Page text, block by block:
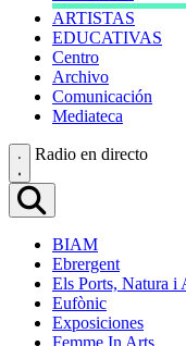
ARTISTAS
EDUCATIVAS
Centro
Archivo
Comunicación
Mediateca
Radio en directo
BIAM
Ebrergent
Els Ports, Natura i
Eufònic
Exposiciones